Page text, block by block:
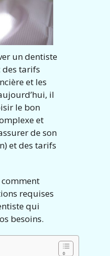
un dentiste
des tarifs
et les
il
le bon
et
de son
et des tarifs
comment
requises
qui
besoins.